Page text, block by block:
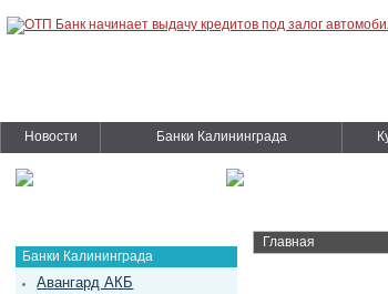
Новости Банки Калининграда
Банки Калининграда
Авангард АКБ
Главная